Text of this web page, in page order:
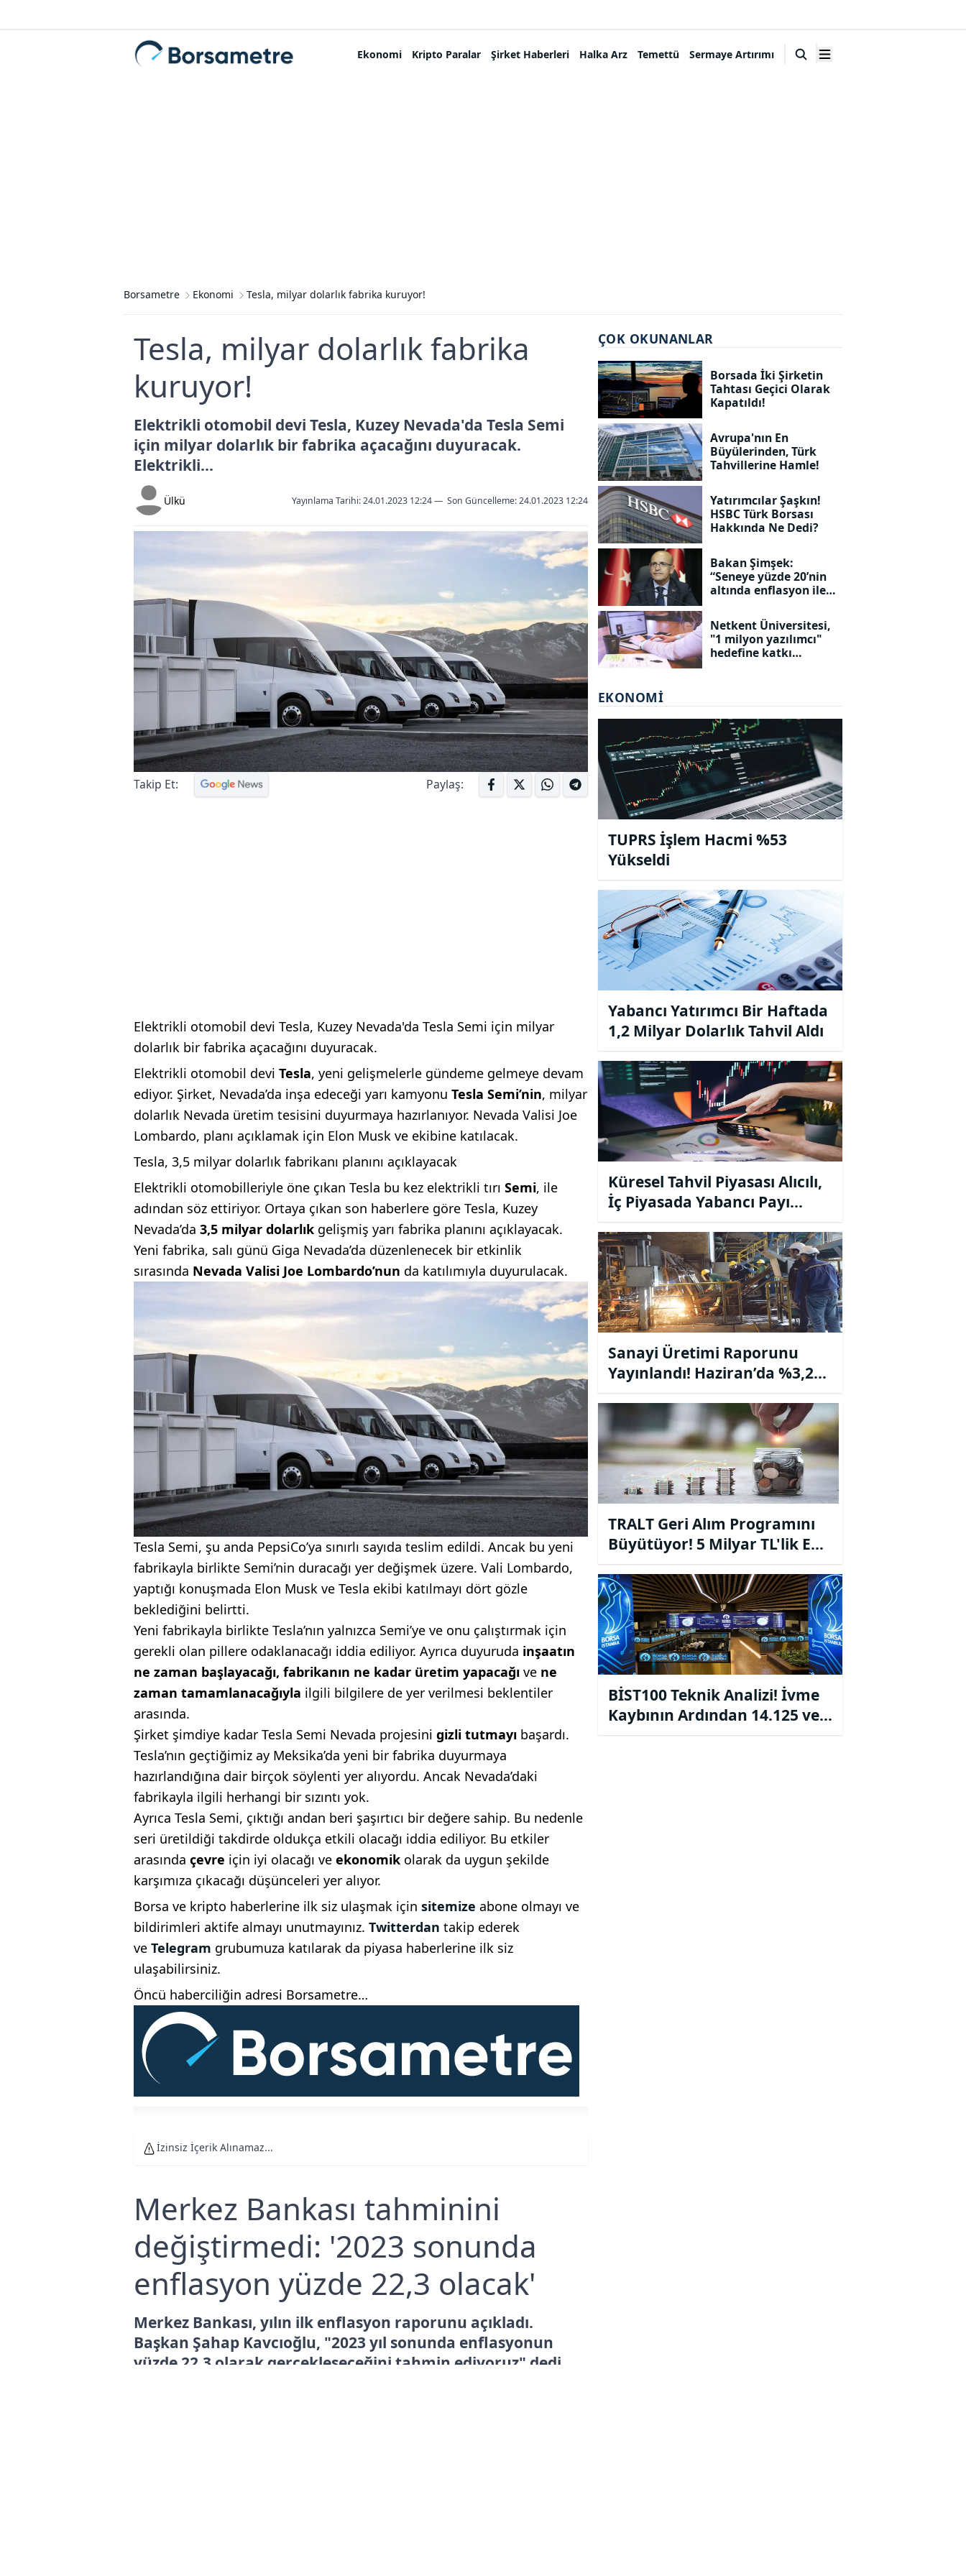
Ekonomi Kripto Paralar Şirket Haberleri Halka Arz Temettü Sermaye Artırımı
Borsametre Ekonomi Tesla, milyar dolarlık fabrika kuruyor!
Tesla, milyar dolarlık fabrika
kuruyor!
Elektrikli otomobil devi Tesla, Kuzey Nevada'da Tesla Semi
için milyar dolarlık bir fabrika açacağını duyuracak.
Elektrikli...
Ülkü Yayınlama Tarihi: 24.01.2023 12:24— Son Güncelleme:24.01.2023 12:24
Takip Et: Paylaş:
Elektrikli otomobil devi Tesla, Kuzey Nevada'da Tesla Semi için milyar
dolarlık bir fabrika açacağını duyuracak.
Elektrikli otomobil devi Tesla, yeni gelişmelerle gündeme gelmeye devam
ediyor. Şirket, Nevada’da inşa edeceği yarı kamyonu Tesla Semi’nin, milyar
dolarlık Nevada üretim tesisini duyurmaya hazırlanıyor. Nevada Valisi Joe
Lombardo, planı açıklamak için Elon Musk ve ekibine katılacak.
Tesla, 3,5 milyar dolarlık fabrikanı planını açıklayacak
Elektrikli otomobilleriyle öne çıkan Tesla bu kez elektrikli tırı Semi, ile
adından söz ettiriyor. Ortaya çıkan son haberlere göre Tesla, Kuzey
Nevada’da 3,5 milyar dolarlık gelişmiş yarı fabrika planını açıklayacak.
Yeni fabrika, salı günü Giga Nevada’da düzenlenecek bir etkinlik
sırasında Nevada Valisi Joe Lombardo’nun da katılımıyla duyurulacak.
Tesla Semi, şu anda PepsiCo’ya sınırlı sayıda teslim edildi. Ancak bu yeni
fabrikayla birlikte Semi’nin duracağı yer değişmek üzere. Vali Lombardo,
yaptığı konuşmada Elon Musk ve Tesla ekibi katılmayı dört gözle
beklediğini belirtti.
Yeni fabrikayla birlikte Tesla’nın yalnızca Semi’ye ve onu çalıştırmak için
gerekli olan pillere odaklanacağı iddia ediliyor. Ayrıca duyuruda inşaatın
ne zaman başlayacağı, fabrikanın ne kadar üretim yapacağı ve ne
zaman tamamlanacağıyla ilgili bilgilere de yer verilmesi beklentiler
arasında.
Şirket şimdiye kadar Tesla Semi Nevada projesini gizli tutmayı başardı.
Tesla’nın geçtiğimiz ay Meksika’da yeni bir fabrika duyurmaya
hazırlandığına dair birçok söylenti yer alıyordu. Ancak Nevada’daki
fabrikayla ilgili herhangi bir sızıntı yok.
Ayrıca Tesla Semi, çıktığı andan beri şaşırtıcı bir değere sahip. Bu nedenle
seri üretildiği takdirde oldukça etkili olacağı iddia ediliyor. Bu etkiler
arasında çevre için iyi olacağı ve ekonomik olarak da uygun şekilde
karşımıza çıkacağı düşünceleri yer alıyor.
Borsa ve kripto haberlerine ilk siz ulaşmak için sitemize abone olmayı ve
bildirimleri aktife almayı unutmayınız. Twitterdan takip ederek
ve Telegram grubumuza katılarak da piyasa haberlerine ilk siz
ulaşabilirsiniz.
Öncü haberciliğin adresi Borsametre…
İzinsiz İçerik Alınamaz...
Merkez Bankası tahminini
değiştirmedi: '2023 sonunda
enflasyon yüzde 22,3 olacak'
Merkez Bankası, yılın ilk enflasyon raporunu açıkladı.
Başkan Şahap Kavcıoğlu, "2023 yıl sonunda enflasyonun
yüzde 22,3 olarak gerçekleşeceğini tahmin ediyoruz" dedi.
ÇOK OKUNANLAR
Borsada İki Şirketin
Tahtası Geçici Olarak
Kapatıldı!
Avrupa'nın En
Büyülerinden, Türk
Tahvillerine Hamle!
Yatırımcılar Şaşkın!
HSBC Türk Borsası
Hakkında Ne Dedi?
Bakan Şimşek:
“Seneye yüzde 20’nin
altında enflasyon ile
Netkent Üniversitesi,
"1 milyon yazılımcı"
hedefine katkı
EKONOMI
TUPRS İşlem Hacmi %53
Yükseldi
Yabancı Yatırımcı Bir Haftada
1,2 Milyar Dolarlık Tahvil Aldı
Küresel Tahvil Piyasası Alıcılı,
İç Piyasada Yabancı Payı
Yükselişte
Sanayi Üretimi Raporunu
Yayınlandı! Haziran’da %3,2
Artış Beklentisi
TRALT Geri Alım Programını
Büyütüyor! 5 Milyar TL'lik Ek
Fon Ayrıldı
BİST100 Teknik Analizi! İvme
Kaybının Ardından 14.125 ve
14.000 Destekleri Takipte